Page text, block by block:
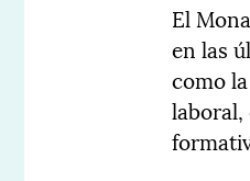
El
en las
como
laboral,